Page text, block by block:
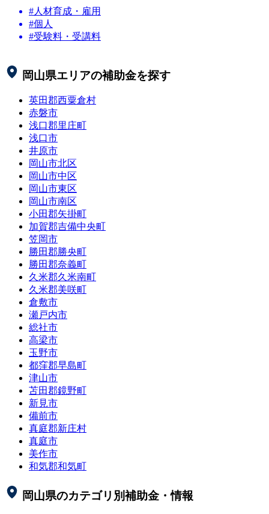
#人材育成・雇用
#個人
#受験料・受講料
岡山県エリアの補助金を探す
英田郡西粟倉村
赤磐市
浅口郡里庄町
浅口市
井原市
岡山市北区
岡山市中区
岡山市東区
岡山市南区
小田郡矢掛町
加賀郡吉備中央町
笠岡市
勝田郡勝央町
勝田郡奈義町
久米郡久米南町
久米郡美咲町
倉敷市
瀬戸内市
総社市
高梁市
玉野市
都窪郡早島町
津山市
苫田郡鏡野町
新見市
備前市
真庭郡新庄村
真庭市
美作市
和気郡和気町
岡山県のカテゴリ別補助金・情報